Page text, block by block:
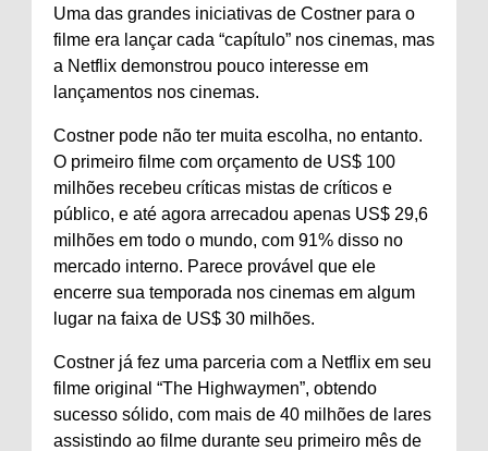
Uma das grandes iniciativas de Costner para o
filme era lançar cada “capítulo” nos cinemas, mas
a Netflix demonstrou pouco interesse em
lançamentos nos cinemas.
Costner pode não ter muita escolha, no entanto.
O primeiro filme com orçamento de US$ 100
milhões recebeu críticas mistas de críticos e
público, e até agora arrecadou apenas US$ 29,6
milhões em todo o mundo, com 91% disso no
mercado interno. Parece provável que ele
encerre sua temporada nos cinemas em algum
lugar na faixa de US$ 30 milhões.
Costner já fez uma parceria com a Netflix em seu
filme original “The Highwaymen”, obtendo
sucesso sólido, com mais de 40 milhões de lares
assistindo ao filme durante seu primeiro mês de